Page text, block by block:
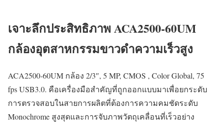
เจาะลึกประสิทธิภาพ ACA2500-60UM
กล้องอุตสาหกรรมขาวดำความเร็วสูง
ACA2500-60UM กล้อง 2/3″, 5 MP, CMOS , Color Global, 75
fps USB3.0. คือเครื่องมือสำคัญที่ถูกออกแบบมาเพื่อยกระดับ
การตรวจสอบในสายการผลิตที่ต้องการความคมชัดระดับ
Monochrome สูงสุดและการจับภาพวัตถุเคลื่อนที่เร็วอย่าง